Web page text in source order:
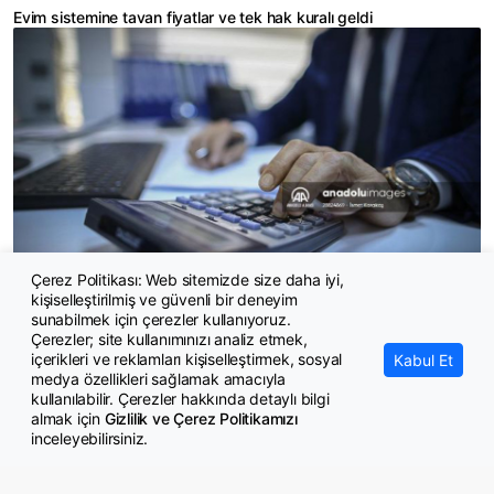
Evim sistemine tavan fiyatlar ve tek hak kuralı geldi
Borç yapılandırmada son başvuru süresi yaklaşıyor
Çerez Politikası: Web sitemizde size daha iyi,
kişiselleştirilmiş ve güvenli bir deneyim
sunabilmek için çerezler kullanıyoruz.
Çerezler; site kullanımınızı analiz etmek,
içerikleri ve reklamları kişiselleştirmek, sosyal
medya özellikleri sağlamak amacıyla
kullanılabilir. Çerezler hakkında detaylı bilgi
almak için Gizlilik ve Çerez Politikamızı
inceleyebilirsiniz.
Kabul Et